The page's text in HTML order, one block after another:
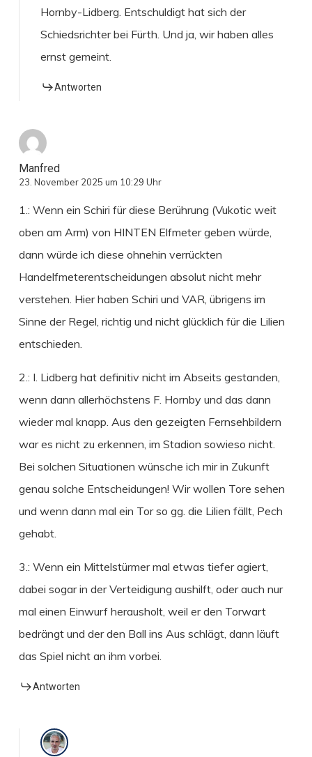
Hornby-Lidberg. Entschuldigt hat sich der
Schiedsrichter bei Fürth. Und ja, wir haben alles
ernst gemeint.
Antworten
Manfred
23. November 2025 um 10:29 Uhr
1.: Wenn ein Schiri für diese Berührung (Vukotic weit
oben am Arm) von HINTEN Elfmeter geben würde,
dann würde ich diese ohnehin verrückten
Handelfmeterentscheidungen absolut nicht mehr
verstehen. Hier haben Schiri und VAR, übrigens im
Sinne der Regel, richtig und nicht glücklich für die Lilien
entschieden.
2.: I. Lidberg hat definitiv nicht im Abseits gestanden,
wenn dann allerhöchstens F. Hornby und das dann
wieder mal knapp. Aus den gezeigten Fernsehbildern
war es nicht zu erkennen, im Stadion sowieso nicht.
Bei solchen Situationen wünsche ich mir in Zukunft
genau solche Entscheidungen! Wir wollen Tore sehen
und wenn dann mal ein Tor so gg. die Lilien fällt, Pech
gehabt.
3.: Wenn ein Mittelstürmer mal etwas tiefer agiert,
dabei sogar in der Verteidigung aushilft, oder auch nur
mal einen Einwurf herausholt, weil er den Torwart
bedrängt und der den Ball ins Aus schlägt, dann läuft
das Spiel nicht an ihm vorbei.
Antworten